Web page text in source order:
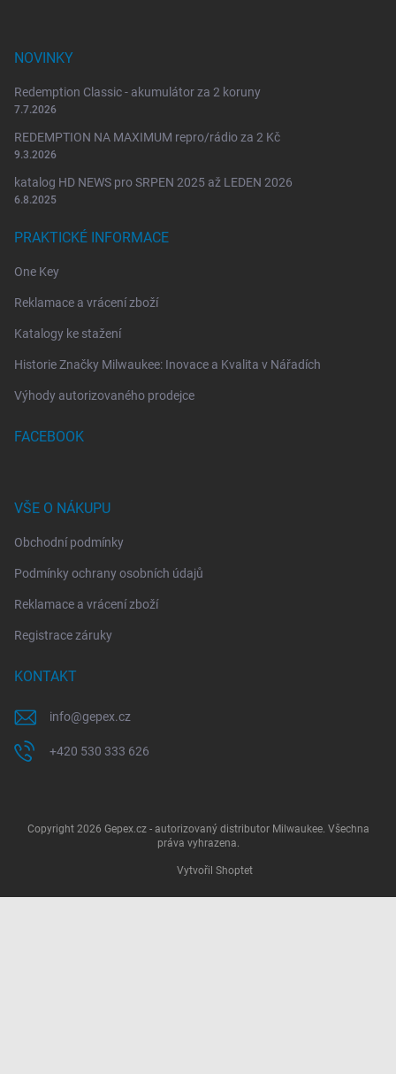
NOVINKY
Redemption Classic - akumulátor za 2 koruny
7.7.2026
REDEMPTION NA MAXIMUM repro/rádio za 2 Kč
9.3.2026
katalog HD NEWS pro SRPEN 2025 až LEDEN 2026
6.8.2025
PRAKTICKÉ INFORMACE
One Key
Reklamace a vrácení zboží
Katalogy ke stažení
Historie Značky Milwaukee: Inovace a Kvalita v Nářadích
Výhody autorizovaného prodejce
FACEBOOK
VŠE O NÁKUPU
Obchodní podmínky
Podmínky ochrany osobních údajů
Reklamace a vrácení zboží
Registrace záruky
KONTAKT
info@gepex.cz
+420 530 333 626
Vytvořil Shoptet
Copyright 2026 Gepex.cz - autorizovaný distributor Milwaukee. Všechna
práva vyhrazena.